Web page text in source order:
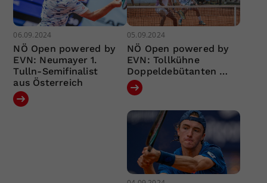
06.09.2024
NÖ Open powered by
EVN: Neumayer 1.
Tulln-Semifinalist
aus Österreich
05.09.2024
NÖ Open powered by
EVN: Tollkühne
Doppeldebütanten …